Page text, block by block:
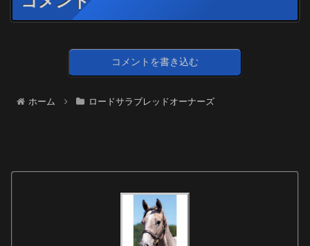
コメントを書き込む
ホーム ロードサラブレッドオーナーズ